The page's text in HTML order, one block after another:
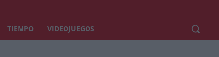
TIEMPO VIDEOJUEGOS